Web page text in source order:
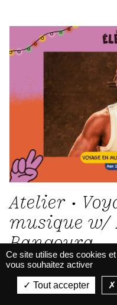
Atelier •
musique w/
Bangoura
Du 24.06.26 / 14h30
La Belle
La Belle
VIEW - On
Ce site utilise des cookies
vous souhaitez activer
Tout accepter